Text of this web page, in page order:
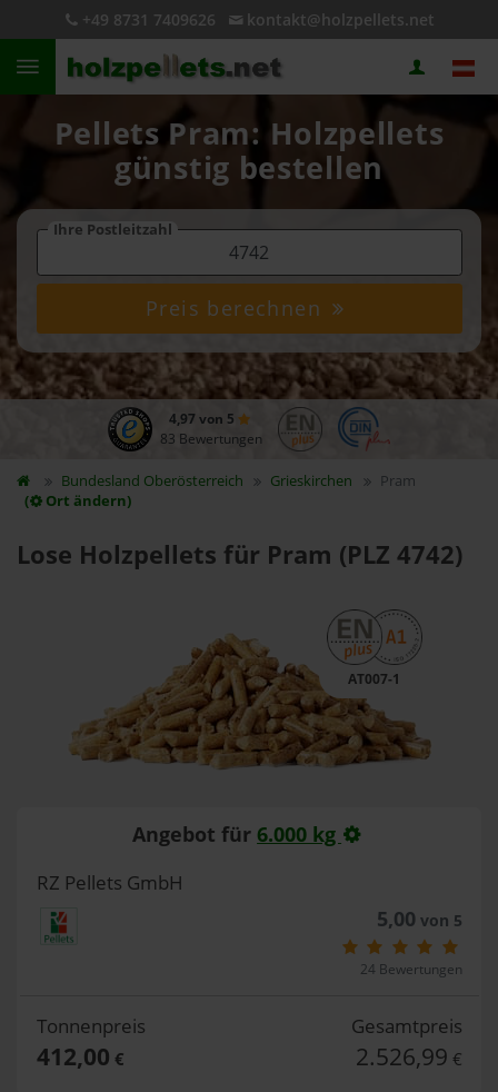
+49 8731 7409626 kontakt@holzpellets.net
Pellets Pram: Holzpellets
günstig bestellen
Ihre Postleitzahl
Preis berechnen
4,97 von 5
83 Bewertungen
Bundesland Oberösterreich Grieskirchen
Pram
(
Ort ändern)
Lose Holzpellets für Pram (PLZ 4742)
AT007-1
Angebot für 6.000 kg
RZ Pellets GmbH
5,00 von 5
24 Bewertungen
Tonnenpreis
412,00 €
Gesamtpreis
2.526,99 €